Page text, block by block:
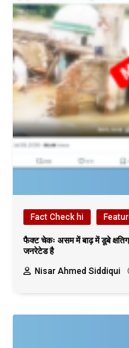
Fact Check hi
फैक्ट चेकः असम में बाढ़ में डूबे
जनरेटेड है
Nisar Ahmed Siddiqui